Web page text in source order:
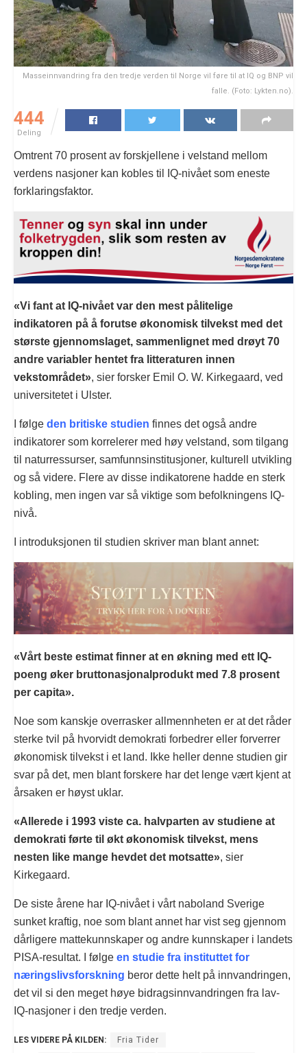
Masseinnvandring fra den tredje verden til Norge vil føre til at IQ og BNP vil
falle. (Foto: Lykten.no).
444
Deling
Omtrent 70 prosent av forskjellene i velstand mellom
verdens nasjoner kan kobles til IQ-nivået som eneste
forklaringsfaktor.
«Vi fant at IQ-nivået var den mest pålitelige
indikatoren på å forutse økonomisk tilvekst med det
største gjennomslaget, sammenlignet med drøyt 70
andre variabler hentet fra litteraturen innen
vekstområdet», sier forsker Emil O. W. Kirkegaard, ved
universitetet i Ulster.
I følge den britiske studien finnes det også andre
indikatorer som korrelerer med høy velstand, som tilgang
til naturressurser, samfunnsinstitusjoner, kulturell utvikling
og så videre. Flere av disse indikatorene hadde en sterk
kobling, men ingen var så viktige som befolkningens IQ-
nivå.
I introduksjonen til studien skriver man blant annet:
«Vårt beste estimat finner at en økning med ett IQ-
poeng øker bruttonasjonalprodukt med 7.8 prosent
per capita».
Noe som kanskje overrasker allmennheten er at det råder
sterke tvil på hvorvidt demokrati forbedrer eller forverrer
økonomisk tilvekst i et land. Ikke heller denne studien gir
svar på det, men blant forskere har det lenge vært kjent at
årsaken er høyst uklar.
«Allerede i 1993 viste ca. halvparten av studiene at
demokrati førte til økt økonomisk tilvekst, mens
nesten like mange hevdet det motsatte», sier
Kirkegaard.
De siste årene har IQ-nivået i vårt naboland Sverige
sunket kraftig, noe som blant annet har vist seg gjennom
dårligere mattekunnskaper og andre kunnskaper i landets
PISA-resultat. I følge en studie fra instituttet for
næringslivsforskning beror dette helt på innvandringen,
det vil si den meget høye bidragsinnvandringen fra lav-
IQ-nasjoner i den tredje verden.
LES VIDERE PÅ KILDEN: Fria Tider